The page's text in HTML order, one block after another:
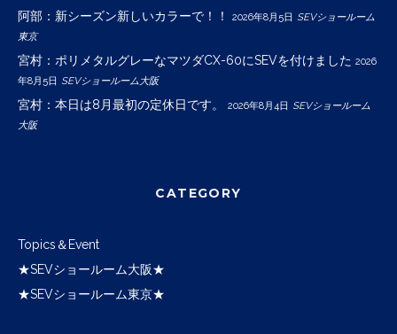
阿部：新シーズン新しいカラーで！！ 2026年8月5日 SEVショールーム
東京
宮村：ポリメタルグレーなマツダCX-60にSEVを付けました 2026
年8月5日 SEVショールーム大阪
宮村：本日は8月最初の定休日です。 2026年8月4日 SEVショールーム
大阪
CATEGORY
Topics＆Event
★SEVショールーム大阪★
★SEVショールーム東京★